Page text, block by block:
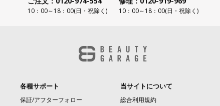
10：00～18：00(日・祝除く) 10：00～18：00(日・祝除く)
各種サポート
保証/アフターフォロー
当サイトについて
総合利用規約